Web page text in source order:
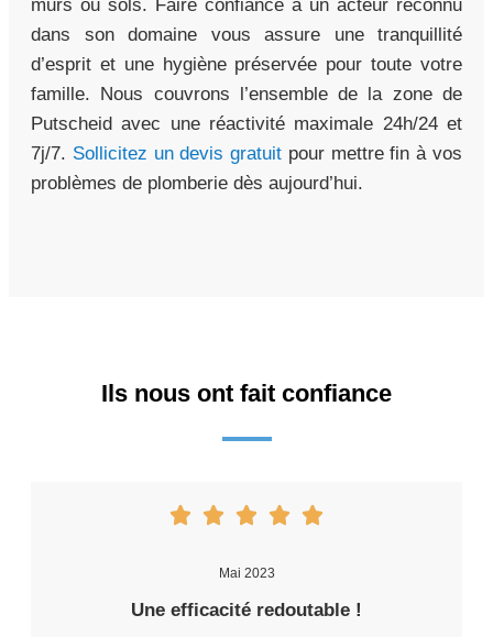
murs ou sols. Faire confiance à un acteur reconnu
dans son domaine vous assure une tranquillité
d’esprit et une hygiène préservée pour toute votre
famille. Nous couvrons l’ensemble de la zone de
Putscheid avec une réactivité maximale 24h/24 et
7j/7. Sollicitez un devis gratuit pour mettre fin à vos
problèmes de plomberie dès aujourd’hui.
Ils nous ont fait confiance
Mai 2023
Une efficacité redoutable !